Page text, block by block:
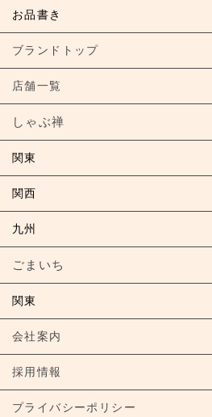
お品書き
ブランドトップ
店舗一覧
しゃぶ禅
関東
関西
九州
ごまいち
関東
会社案内
採用情報
プライバシーポリシー